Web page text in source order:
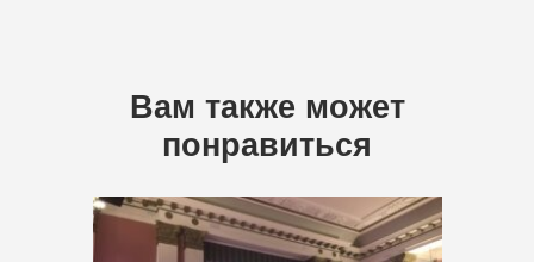
Вам также может
понравиться